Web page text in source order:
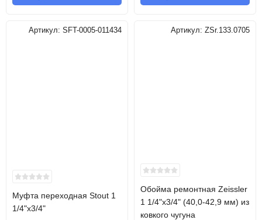
Артикул: SFT-0005-011434
Муфта переходная Stout 1
1/4"х3/4"
Артикул: ZSr.133.0705
Обойма ремонтная Zeissler
1 1/4"х3/4" (40,0-42,9 мм) из
ковкого чугуна